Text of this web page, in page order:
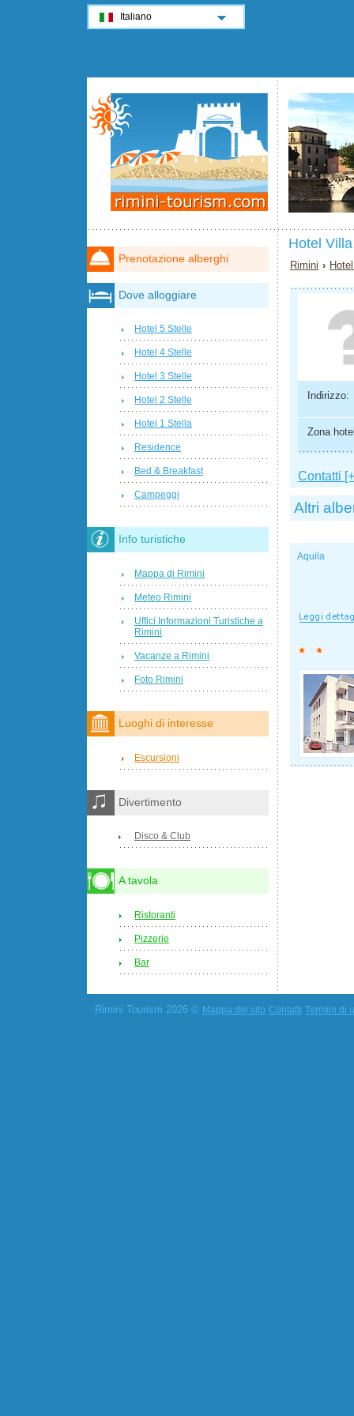
Hotel
Rimini ›
Indirizzo:
Zona
Contatti
Altri
Aquila
Prenotazione alberghi
Dove alloggiare
Hotel 5 Stelle
Hotel 4 Stelle
Hotel 3 Stelle
Hotel 2 Stelle
Hotel 1 Stella
Residence
Bed & Breakfast
Campeggi
Info turistiche
Mappa di Rimini
Meteo Rimini
Uffici Informazioni Turistiche a
Rimini
Vacanze a Rimini
Foto Rimini
Luoghi di interesse
Escursioni
Divertimento
Disco & Club
A tavola
Ristoranti
Pizzerie
Bar
Rimini Tourism 2026 © Mappa del sito Contatti Termini di
Italiano